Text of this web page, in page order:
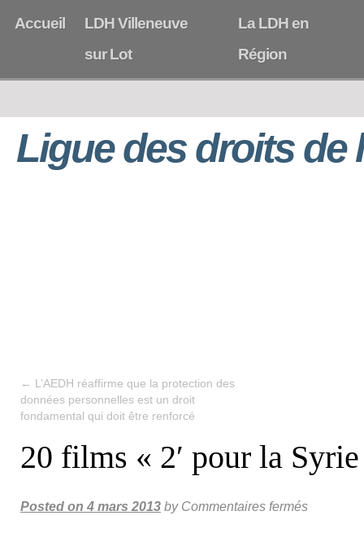
Accueil
LDH Villeneuve
sur Lot
La LDH en
Région
Ligue des droits de
← L’AEDH réaffirme que la protection des
données personnelles est un droit
fondamental qui doit être renforcé
20 films « 2′ pour la
Posted on 4 mars 2013 by Commentaires fermés